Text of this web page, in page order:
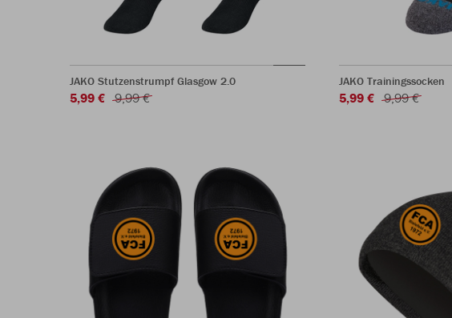
JAKO Stutzenstrumpf Glasgow 2.0
5,99 € 9,99 €
JAKO Trainingssocken
5,99 € 9,99 €